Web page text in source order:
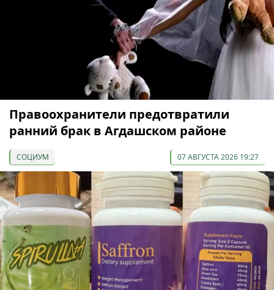
Правоохранители предотвратили
ранний брак в Агдашском районе
СОЦИУМ 07 АВГУСТА 2026 19:27